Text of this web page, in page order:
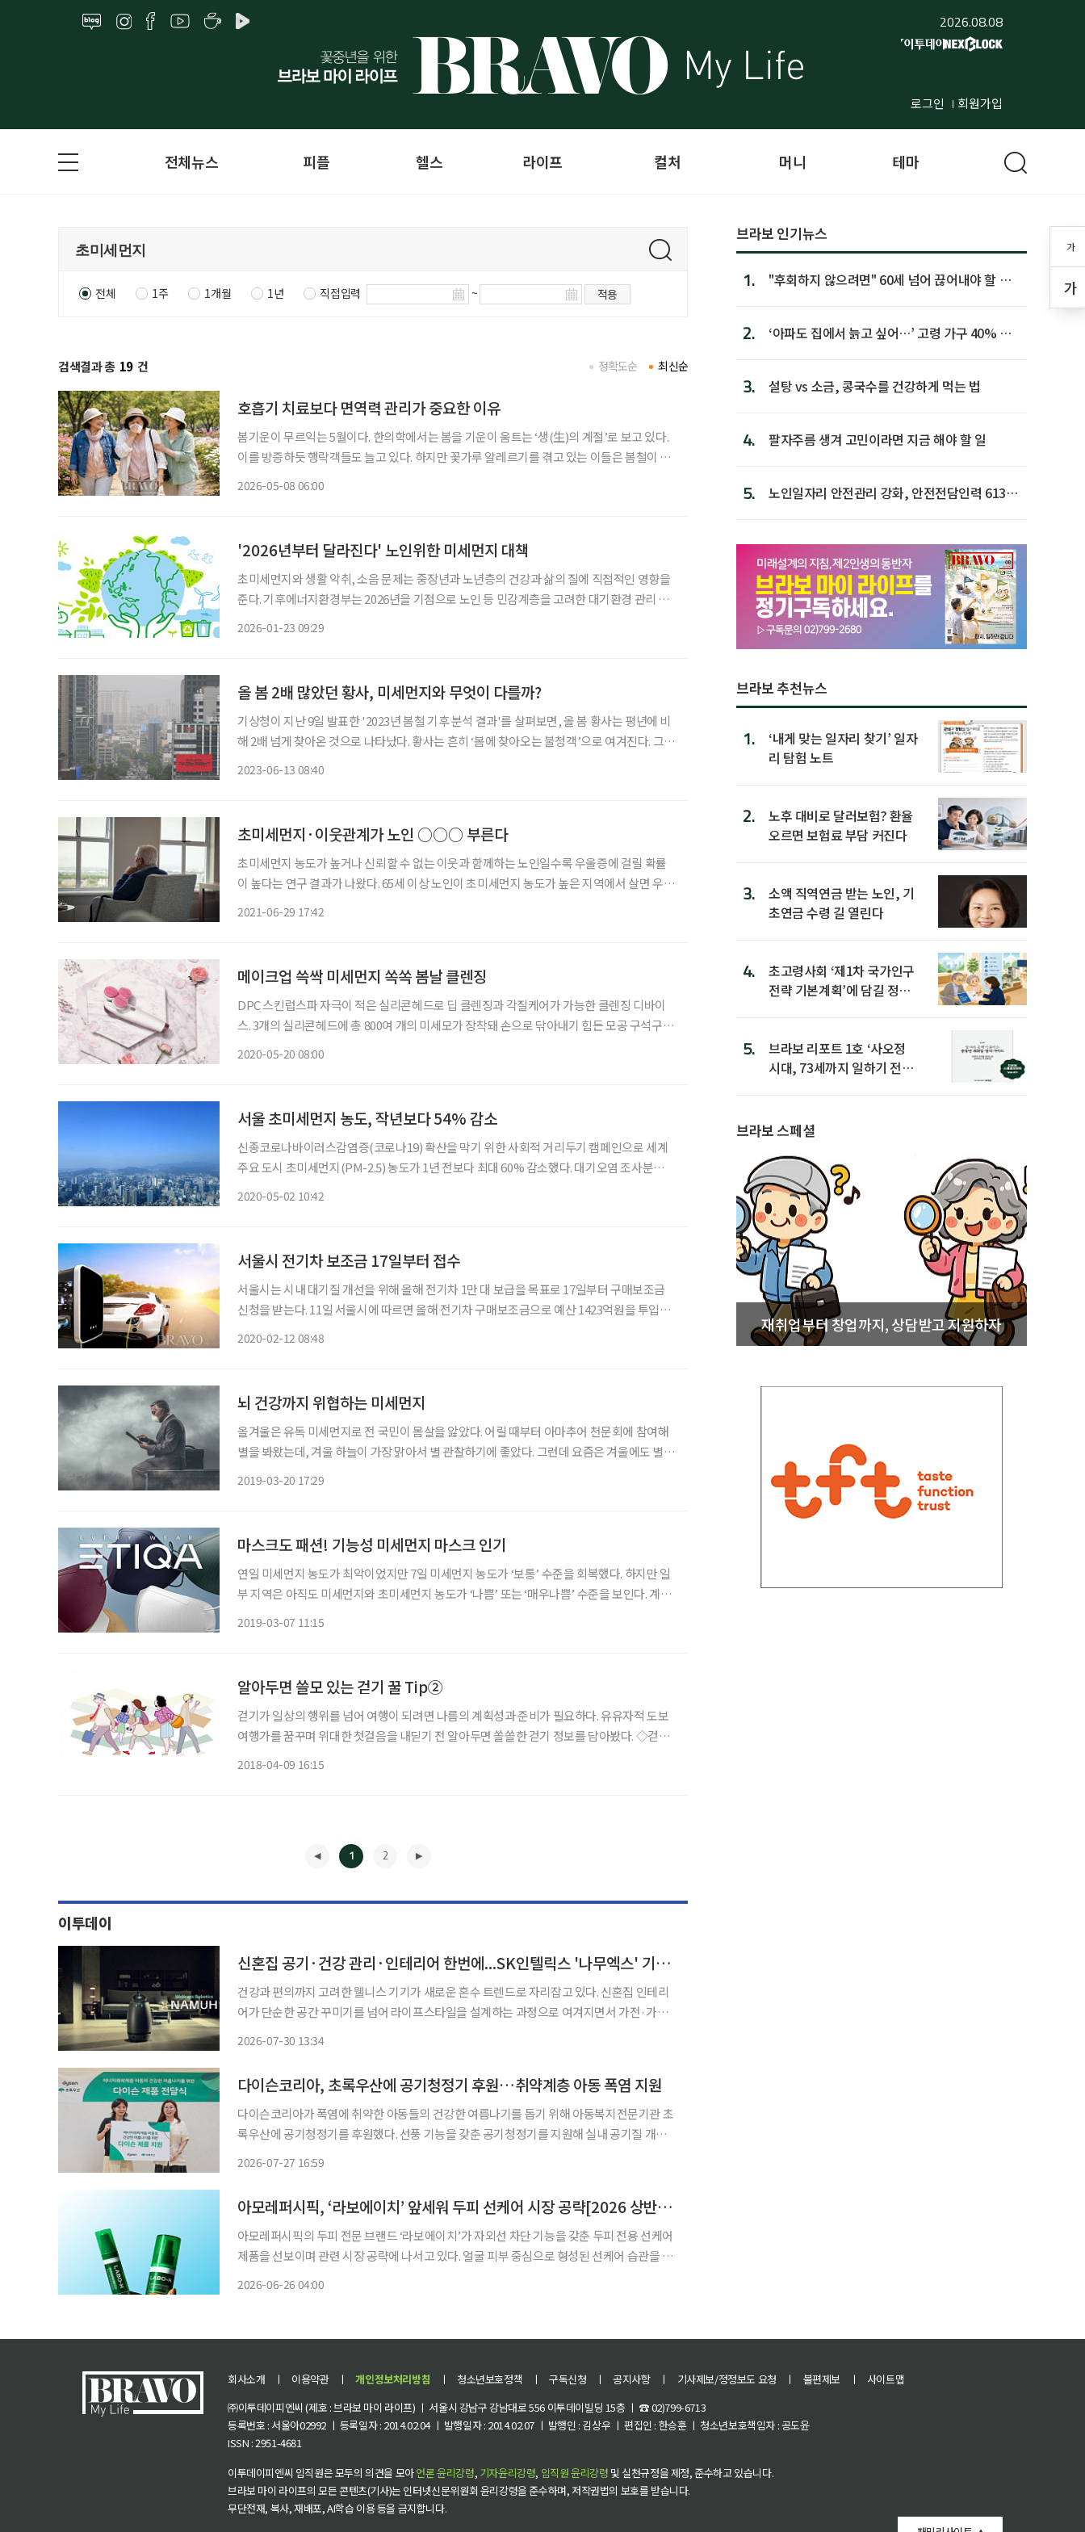
2026.08.08
로그인 회원가입
가
가
전체뉴스 피플 헬스 라이프 컬처 머니 테마
전체 1주 1개월 1년 직접입력 ~ 적용
검색결과 총 19 건 최신순
정확도순
호흡기 치료보다 면역력 관리가 중요한 이유
봄기운이 무르익는 5월이다. 한의학에서는 봄을 기운이 움트는 ‘생(生)의 계절’로 보고 있다.
이를 방증하듯 행락객들도 늘고 있다. 하지만 꽃가루 알레르기를 겪고 있는 이들은 봄철이 마
2026-05-08 06:00
'2026년부터 달라진다' 노인위한 미세먼지 대책
초미세먼지와 생활 악취, 소음 문제는 중장년과 노년층의 건강과 삶의 질에 직접적인 영향을
준다. 기후에너지환경부는 2026년을 기점으로 노인 등 민감계층을 고려한 대기환경 관리 체
2026-01-23 09:29
올 봄 2배 많았던 황사, 미세먼지와 무엇이 다를까?
기상청이 지난 9일 발표한 '2023년 봄철 기후 분석 결과'를 살펴보면, 올 봄 황사는 평년에 비
해 2배 넘게 찾아온 것으로 나타났다. 황사는 흔히 ‘봄에 찾아오는 불청객’으로 여겨진다. 그러
2023-06-13 08:40
초미세먼지·이웃관계가 노인 ○○○ 부른다
초미세먼지 농도가 높거나 신뢰할 수 없는 이웃과 함께하는 노인일수록 우울증에 걸릴 확률
이 높다는 연구 결과가 나왔다. 65세 이상 노인이 초미세먼지 농도가 높은 지역에서 살면 우울
2021-06-29 17:42
메이크업 쓱싹 미세먼지 쏙쏙 봄날 클렌징
DPC 스킨럽스파 자극이 적은 실리콘헤드로 딥 클렌징과 각질케어가 가능한 클렌징 디바이
스. 3개의 실리콘헤드에 총 800여 개의 미세모가 장착돼 손으로 닦아내기 힘든 모공 구석구석
2020-05-20 08:00
서울 초미세먼지 농도, 작년보다 54% 감소
신종코로나바이러스감염증(코로나19) 확산을 막기 위한 사회적 거리두기 캠페인으로 세계
주요 도시 초미세먼지(PM-2.5) 농도가 1년 전보다 최대 60% 감소했다. 대기오염 조사분석업
2020-05-02 10:42
서울시 전기차 보조금 17일부터 접수
서울시는 시내 대기질 개선을 위해 올해 전기차 1만 대 보급을 목표로 17일부터 구매보조금
신청을 받는다. 11일 서울시에 따르면 올해 전기차 구매보조금으로 예산 1423억원을 투입한
2020-02-12 08:48
뇌 건강까지 위협하는 미세먼지
올겨울은 유독 미세먼지로 전 국민이 몸살을 앓았다. 어릴 때부터 아마추어 천문회에 참여해
별을 봐왔는데, 겨울 하늘이 가장 맑아서 별 관찰하기에 좋았다. 그런데 요즘은 겨울에도 별을
2019-03-20 17:29
마스크도 패션! 기능성 미세먼지 마스크 인기
연일 미세먼지 농도가 최악이었지만 7일 미세먼지 농도가 ‘보통’ 수준을 회복했다. 하지만 일
부 지역은 아직도 미세먼지와 초미세먼지 농도가 ‘나쁨’ 또는 ‘매우나쁨’ 수준을 보인다. 계속
2019-03-07 11:15
알아두면 쓸모 있는 걷기 꿀 Tip②
걷기가 일상의 행위를 넘어 여행이 되려면 나름의 계획성과 준비가 필요하다. 유유자적 도보
여행가를 꿈꾸며 위대한 첫걸음을 내딛기 전 알아두면 쏠쏠한 걷기 정보를 담아봤다. ◇걷기
2018-04-09 16:15
1 2
이투데이
신혼집 공기·건강 관리·인테리어 한번에...SK인텔릭스 '나무엑스' 기능 고도화
건강과 편의까지 고려한 웰니스 기기가 새로운 혼수 트렌드로 자리잡고 있다. 신혼집 인테리
어가 단순한 공간 꾸미기를 넘어 라이프스타일을 설계하는 과정으로 여겨지면서 가전·가구
2026-07-30 13:34
다이슨코리아, 초록우산에 공기청정기 후원…취약계층 아동 폭염 지원
다이슨코리아가 폭염에 취약한 아동들의 건강한 여름나기를 돕기 위해 아동복지전문기관 초
록우산에 공기청정기를 후원했다. 선풍 기능을 갖춘 공기청정기를 지원해 실내 공기질 개선
2026-07-27 16:59
아모레퍼시픽, ‘라보에이치’ 앞세워 두피 선케어 시장 공략[2026 상반기 히트상품]
아모레퍼시픽의 두피 전문 브랜드 ‘라보에이치’가 자외선 차단 기능을 갖춘 두피 전용 선케어
제품을 선보이며 관련 시장 공략에 나서고 있다. 얼굴 피부 중심으로 형성된 선케어 습관을 두
2026-06-26 04:00
브라보 인기뉴스
1.
"후회하지 않으려면" 60세 넘어 끊어내야 할 사
2.
‘아파도 집에서 늙고 싶어…’ 고령 가구 40% 노
3. 설탕 vs 소금, 콩국수를 건강하게 먹는 법
4. 팔자주름 생겨 고민이라면 지금 해야 할 일
5.
노인일자리 안전관리 강화, 안전전담인력 613명
브라보 추천뉴스
1.
‘내게 맞는 일자리 찾기’ 일자
리 탐험 노트
2.
노후 대비로 달러보험? 환율
오르면 보험료 부담 커진다
3.
소액 직역연금 받는 노인, 기
초연금 수령 길 열린다
4.
초고령사회 ‘제1차 국가인구
전략 기본계획’에 담길 정책
5.
브라보 리포트 1호 ‘사오정
시대, 73세까지 일하기 전략’
브라보 스페셜
재취업부터 창업까지, 상담받고 지원하자
회사소개 ㅣ 이용약관 ㅣ 개인정보처리방침 ㅣ 청소년보호정책 ㅣ 구독신청 ㅣ 공지사항 ㅣ 기사제보/정정보도 요청 ㅣ 불편제보 ㅣ
사이트맵
㈜이투데이피엔씨 (제호 : 브라보 마이 라이프) ㅣ 서울시 강남구 강남대로 556 이투데이빌딩 15층 ㅣ ☎ 02)799-6713
등록번호 : 서울아02992 ㅣ 등록일자 : 2014.02.04 ㅣ 발행일자 : 2014.02.07 ㅣ 발행인 : 김상우 ㅣ 편집인 : 한승훈 ㅣ 청소년보호책임자 : 공도윤
ISSN : 2951-4681
이투데이피엔씨 임직원은 모두의 의견을 모아언론 윤리강령, 기자윤리강령, 임직원 윤리강령 및 실천규정을 제정, 준수하고 있습니다.
브라보 마이 라이프의 모든 콘텐츠(기사)는 인터넷신문위원회 윤리강령을 준수하며, 저작권법의 보호를 받습니다.
무단전재, 복사, 재배포, AI학습 이용 등을 금지합니다.